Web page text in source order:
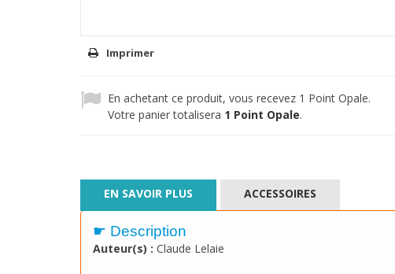
Imprimer
En achetant ce produit, vous recevez 1 Point Opale.
Votre panier totalisera 1 Point Opale.
EN SAVOIR PLUS ACCESSOIRES
☛ Description
Auteur(s) : Claude Lelaie